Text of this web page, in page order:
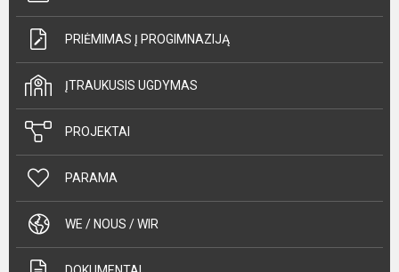
PRIĖMIMAS Į PROGIMNAZIJĄ
ĮTRAUKUSIS UGDYMAS
PROJEKTAI
PARAMA
WE / NOUS / WIR